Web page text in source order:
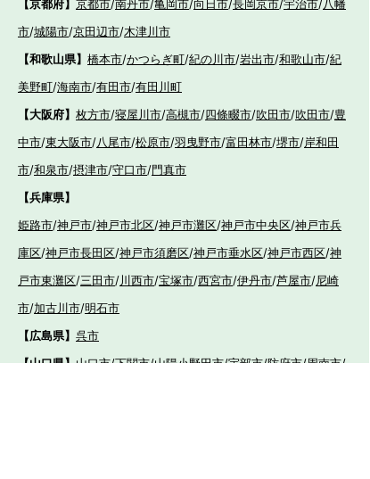
【京都府】 京都市/南丹市/亀岡市/向日市/長岡京市/宇治市/八幡
市/城陽市/京田辺市/木津川市
【和歌山県】 橋本市/かつらぎ町/紀の川市/岩出市/和歌山市/紀
美野町/海南市/有田市/有田川町
【大阪府】 枚方市/寝屋川市/高槻市/四條畷市/吹田市/吹田市/豊
中市/東大阪市/八尾市/松原市/羽曳野市/富田林市/堺市/岸和田
市/和泉市/摂津市/守口市/門真市
【兵庫県】
姫路市/神戸市/神戸市北区/神戸市灘区/神戸市中央区/神戸市兵
庫区/神戸市長田区/神戸市須磨区/神戸市垂水区/神戸市西区/神
戸市東灘区/三田市/川西市/宝塚市/西宮市/伊丹市/芦屋市/尼崎
市/加古川市/明石市
【広島県】 呉市
【山口県】山口市/下関市/山陽小野田市/宇部市/防府市/周南市/